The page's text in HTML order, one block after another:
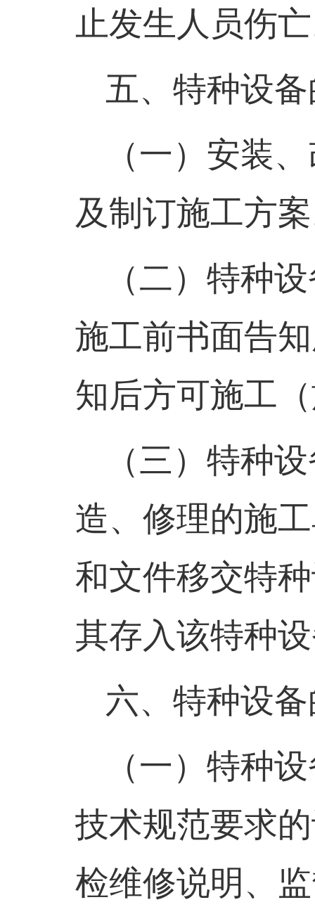
止发生人员伤
五、特种设
（一） 安装
及制订施工方
（二） 特种
施工前书面告
知后方可施工
（三） 特种
造、修理的施
和文件移交特
其存入该特种
六、特种设
（一） 特种
技术规范要求
检维修说明、